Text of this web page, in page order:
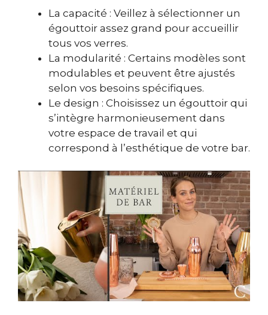
La capacité : Veillez à sélectionner un
égouttoir assez grand pour accueillir
tous vos verres.
La modularité : Certains modèles sont
modulables et peuvent être ajustés
selon vos besoins spécifiques.
Le design : Choisissez un égouttoir qui
s’intègre harmonieusement dans
votre espace de travail et qui
correspond à l’esthétique de votre bar.